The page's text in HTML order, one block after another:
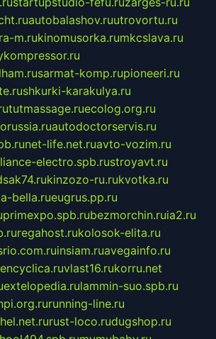
autobalashov.ruutrovortu.ru
m.rukinomusorka.rumkcslava.ru
sarmat-komp.rupioneeri.ru
shkurki-karakulya.ru
tutmassage.ruecolog.org.ru
autodoctorservis.ru
net-life.net.ruavto-vozim.ru
electro.spb.rustroyavt.ru
kinzozo-ru.rukvotka.ru
bella.rueugrus.pp.ru
primexpo.spb.rubezmorchin.ruia2.ru
regahost.rukolosok-elita.ru
insiam.ruavegainfo.ru
vlast16.rukorru.net
extelopedia.rulammin-suo.spb.ru
running-line.ru
rust-loco.rudugshop.ru